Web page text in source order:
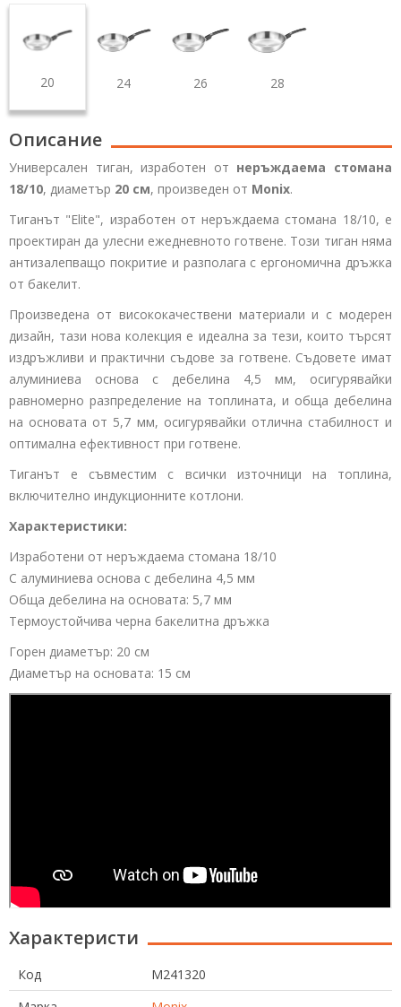
20 24 26 28
Описание
Универсален тиган, изработен от неръждаема стомана
18/10, диаметър 20 см, произведен от Monix.
Тиганът "Elite", изработен от неръждаема стомана 18/10, е
проектиран да улесни ежедневното готвене. Този тиган няма
антизалепващо покритие и разполага с ергономична дръжка
от бакелит.
Произведена от висококачествени материали и с модерен
дизайн, тази нова колекция е идеална за тези, които търсят
издръжливи и практични съдове за готвене. Съдовете имат
алуминиева основа с дебелина 4,5 мм, осигурявайки
равномерно разпределение на топлината, и обща дебелина
на основата от 5,7 мм, осигурявайки отлична стабилност и
оптимална ефективност при готвене.
Тиганът е съвместим с всички източници на топлина,
включително индукционните котлони.
Характеристики:
Изработени от неръждаема стомана 18/10
С алуминиева основа с дебелина 4,5 мм
Обща дебелина на основата: 5,7 мм
Термоустойчива черна бакелитна дръжка
Горен диаметър: 20 см
Диаметър на основата: 15 см
Характеристи
Код
M241320